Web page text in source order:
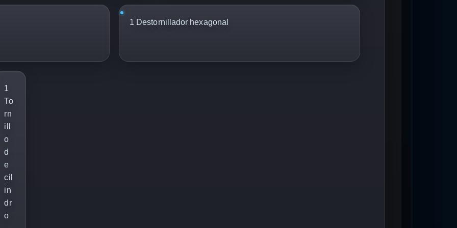
1 Destornillador hexagonal
1
To
rn
ill
o
d
e
cil
in
dr
o